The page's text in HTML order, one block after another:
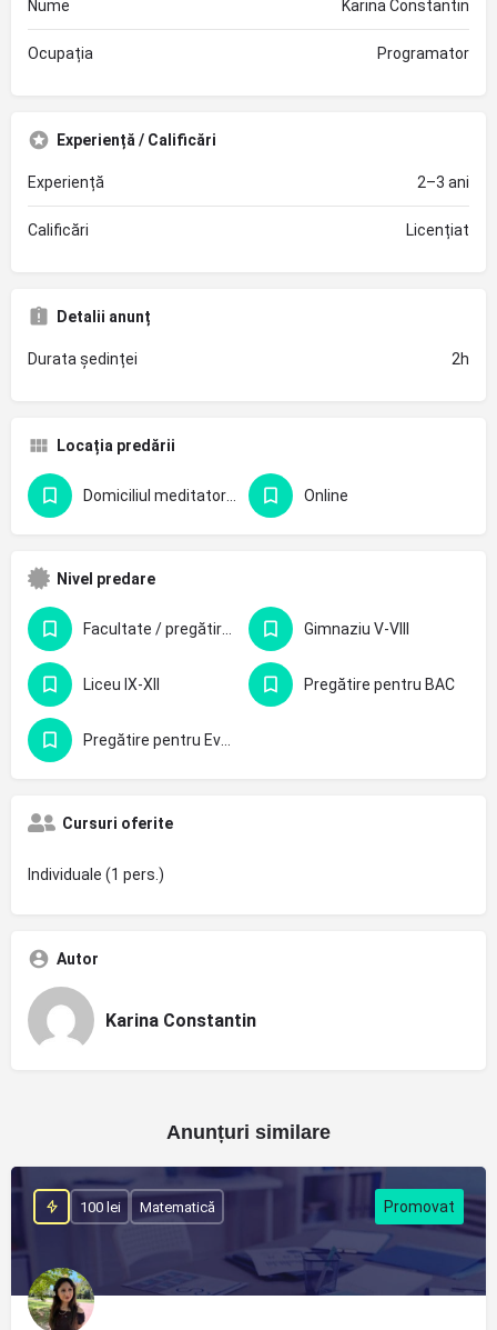
Nume Karina Constantin
Ocupația Programator
Experiență / Calificări
Experiență 2–3 ani
Calificări Licențiat
Detalii anunț
Durata ședinței 2h
Locația predării
Domiciliul meditatorului Online
Nivel predare
Facultate / pregătire profesională Gimnaziu V-VIII
Liceu IX-XII Pregătire pentru BAC
Pregătire pentru Evaluarea Națională - clasa 8-a
Cursuri oferite
Individuale (1 pers.)
Autor
Karina Constantin
Anunțuri similare
100 lei Matematică